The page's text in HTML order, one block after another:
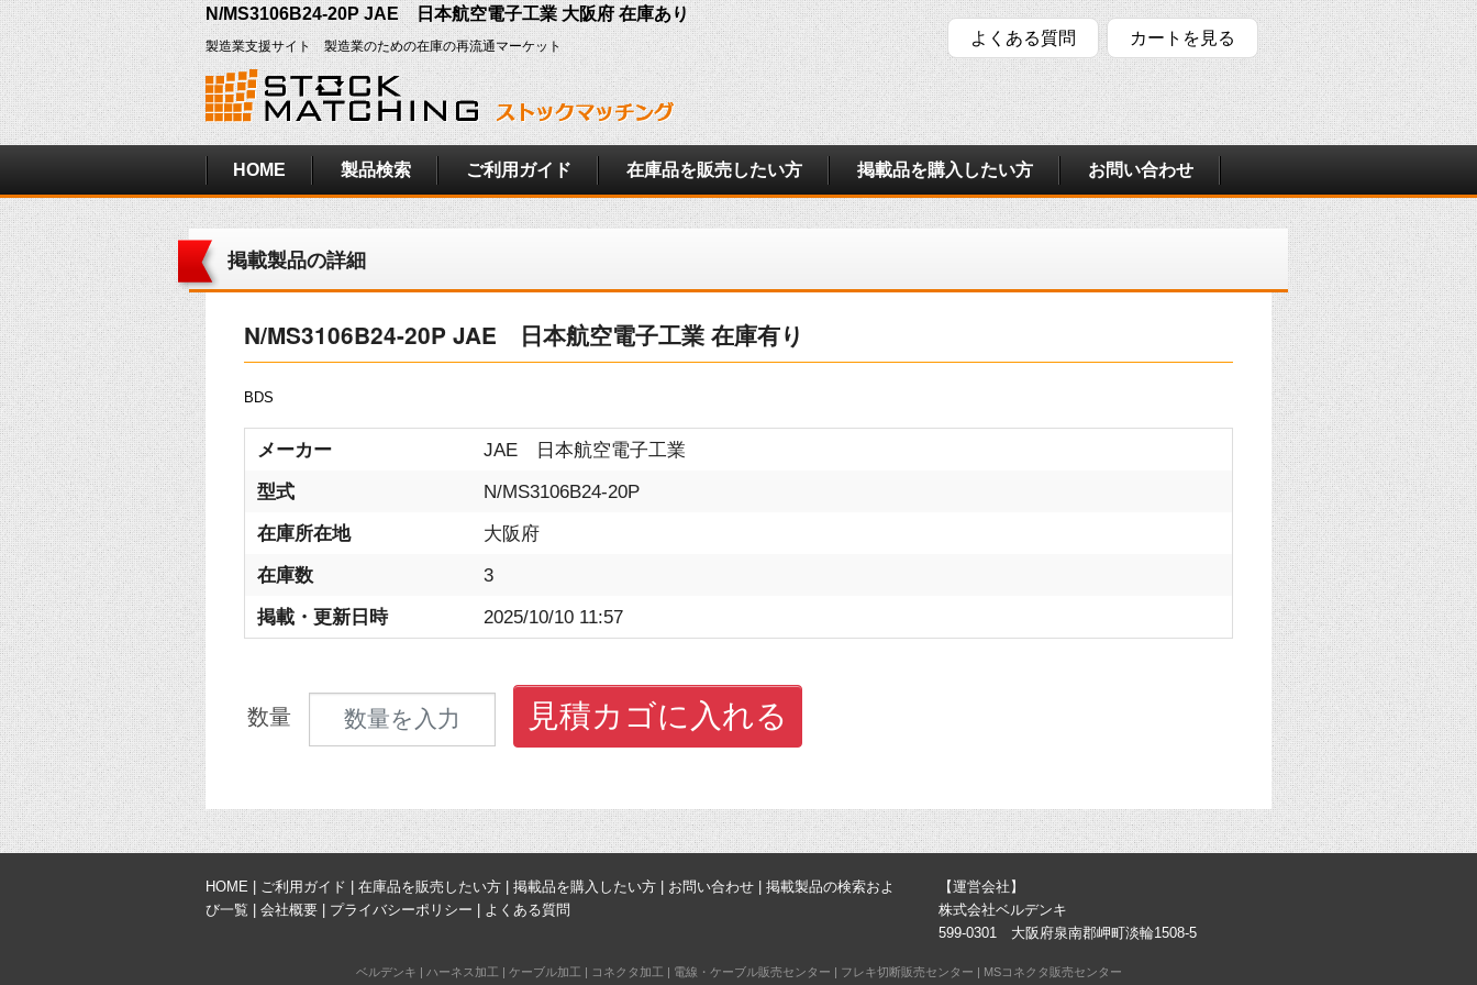
N/MS3106B24-20P JAE 日本航空電子工業 大阪府 在庫あり
製造業支援サイト 製造業のための在庫の再流通マーケット よくある質問 カートを見る
HOME 製品検索 ご利用ガイド 在庫品を販売したい方 掲載品を購入したい方 お問い合わせ
掲載製品の詳細
N/MS3106B24-20P JAE 日本航空電子工業 在庫有り
BDS
メーカー
JAE 日本航空電子工業
型式
N/MS3106B24-20P
在庫所在地
大阪府
在庫数
3
掲載・更新日時
2025/10/10 11:57
数量
見積数量 見積カゴに入れる
HOME ご利用ガイド 在庫品を販売したい方 掲載品を購入したい方 お問い合わせ
掲載製品の検索およ
び一覧
会社概要 プライバシーポリシー よくある質問
【運営会社】
株式会社ベルデンキ
599-0301 大阪府泉南郡岬町淡輪1508-5
ベルデンキ | ハーネス加工 | ケーブル加工 | コネクタ加工 | 電線・ケーブル販売センター | フレキ切断販売センター | MSコネクタ販売センター